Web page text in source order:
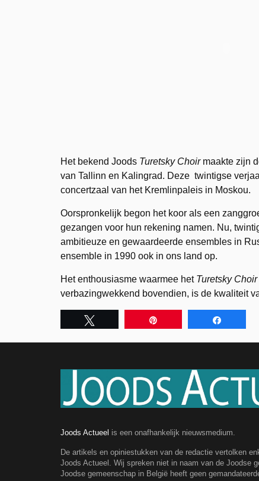
Het bekend Joods Turetsky Choir maakte zijn
van Tallinn en Kalingrad. Deze twintigse
concertzaal van het Kremlinpaleis in Moskou.
Oorspronkelijk begon het koor als een
gezangen voor hun rekening namen. Nu,
ambitieuze en gewaardeerde ensembles in
ensemble in 1990 ook in ons land op.
Het enthousiasme waarmee het Turetsky Choir
verbazingwekkend bovendien, is de kwaliteit
Joods Actueel is een onafhankelijk nieuwsmedium.
De artikels en opiniestukken van de redactie vertolken
Joods Actueel. Wij spreken niet in naam van de Joodse
Joodse gemeenschap in België heeft geen